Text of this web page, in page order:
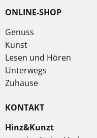
ONLINE-SHOP
Genuss
Kunst
Lesen und Hören
Unterwegs
Zuhause
KONTAKT
Hinz&Kunzt